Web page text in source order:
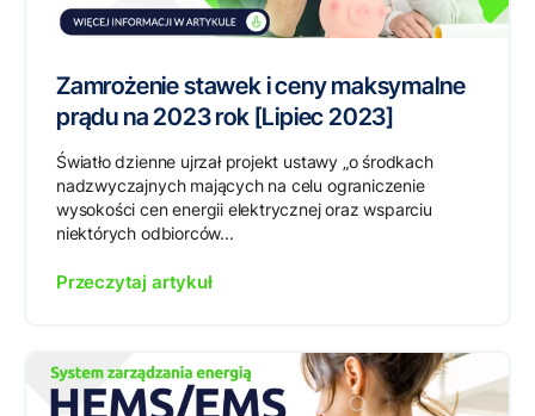
Zamrożenie stawek i ceny maksymalne
prądu na 2023 rok [Lipiec 2023]
Światło dzienne ujrzał projekt ustawy „o środkach
nadzwyczajnych mających na celu ograniczenie
wysokości cen energii elektrycznej oraz wsparciu
niektórych odbiorców...
Przeczytaj artykuł